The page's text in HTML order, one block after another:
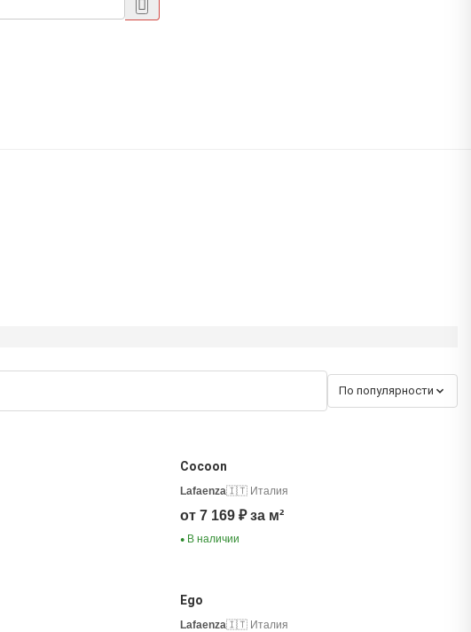
По популярности
Cocoon
Lafaenza🇮🇹 Италия
от 7 169 ₽ за м²
●В наличии
Ego
Lafaenza🇮🇹 Италия